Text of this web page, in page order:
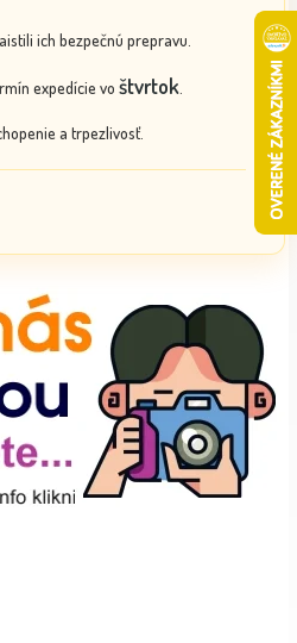
ich bezpečnú prepravu.
expedície vo štvrtok.
a trpezlivosť.